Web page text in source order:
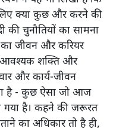
क्या कुछ और करने की
चुनौतियों का सामना
जीवन और करियर
आवश्यक शक्ति और
और कार्य-जीवन
है - कुछ ऐसा जो आज
गया है। कहने की जरूरत
का अधिकार तो है ही,